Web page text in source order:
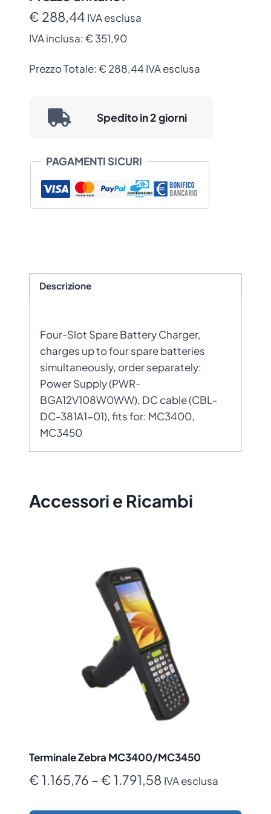
€ 288,44 IVA esclusa
IVA inclusa: € 351,90
Prezzo Totale: € 288,44 IVA esclusa
Spedito in 2 giorni
PAGAMENTI SICURI
Descrizione
Four-Slot Spare Battery Charger,
charges up to four spare batteries
simultaneously, order separately:
Power Supply (PWR-
BGA12V108W0WW), DC cable (CBL-
DC-381A1-01), fits for: MC3400,
MC3450
Accessori e Ricambi
Terminale Zebra MC3400/MC3450
€ 1.165,76 –€ 1.791,58 Fascia
IVA esclusa